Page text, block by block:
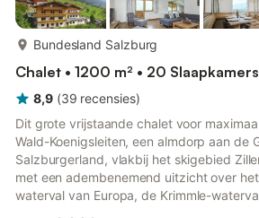
Bundesland Salzburg
Chalet • 1200 m² • 20 Slaapkamers
8,9 (39 recensies)
Dit grote vrijstaande chalet voor
Wald-Koenigsleiten, een almdorp aan de
Salzburgerland, vlakbij het skigebied
met een adembenemend uitzicht over
waterval van Europa, de Krimmle-